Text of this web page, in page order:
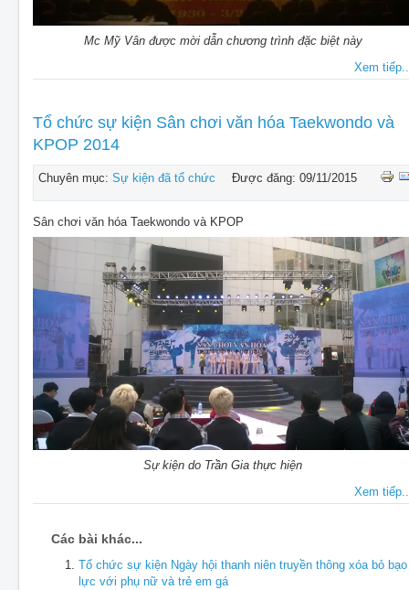
Mc Mỹ Vân được mời dẫn chương trình đặc biệt này
Xem
Tổ chức sự kiện Sân chơi văn hóa Taekwondo và
KPOP 2014
Chuyên mục: Sự kiện đã tổ chức Được đăng: 09/11/2015
Sân chơi văn hóa Taekwondo và KPOP
Sự kiện do Trần Gia thực hiện
Xem
Các bài khác...
Tổ chức sự kiện Ngày hội thanh niên truyền thông xóa bỏ bạo
lực với phụ nữ và trẻ em gá